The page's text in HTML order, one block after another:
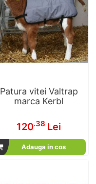
Patura vitei Valtrap
marca Kerbl
120.38 Lei
Adauga in cos